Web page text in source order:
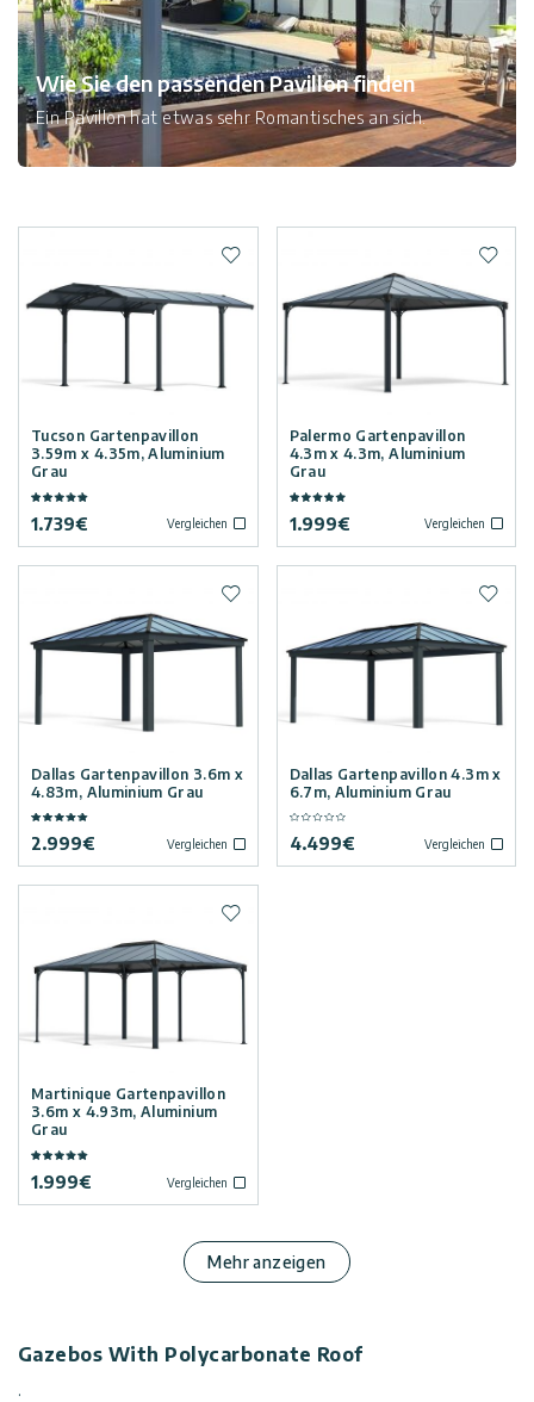
Wie Sie den passenden Pavillon finden
Ein Pavillon hat etwas sehr Romantisches an sich.
Tucson Gartenpavillon
3.59m x 4.35m, Aluminium
Grau
1.739€ Vergleichen
Zur Wunschliste hinzufügen
Palermo Gartenpavillon
4.3m x 4.3m, Aluminium
Grau
1.999€ Vergleichen
Zur
Dallas Gartenpavillon 3.6m x
4.83m, Aluminium Grau
2.999€ Vergleichen
Zur Wunschliste hinzufügen
Dallas Gartenpavillon 4.3m x
6.7m, Aluminium Grau
4.499€ Vergleichen
Zur
Martinique Gartenpavillon
3.6m x 4.93m, Aluminium
Grau
1.999€ Vergleichen
Zur Wunschliste hinzufügen
Mehr anzeigen
Gazebos With Polycarbonate Roof
.